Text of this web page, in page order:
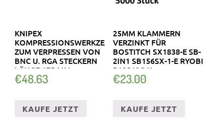
KNIPEX
KOMPRESSIONSWERKZEUG
ZUM VERPRESSEN VON
BNC U. RGA STECKERN
LÄNGE 175 MM
€48.63
KAUFE JETZT
25MM KLAMMERN
VERZINKT FÜR
BOSTITCH SX1838-E SB-
2IN1 SB156SX-1-E RYOBI
R18S18G K
€23.00
KAUFE JETZT